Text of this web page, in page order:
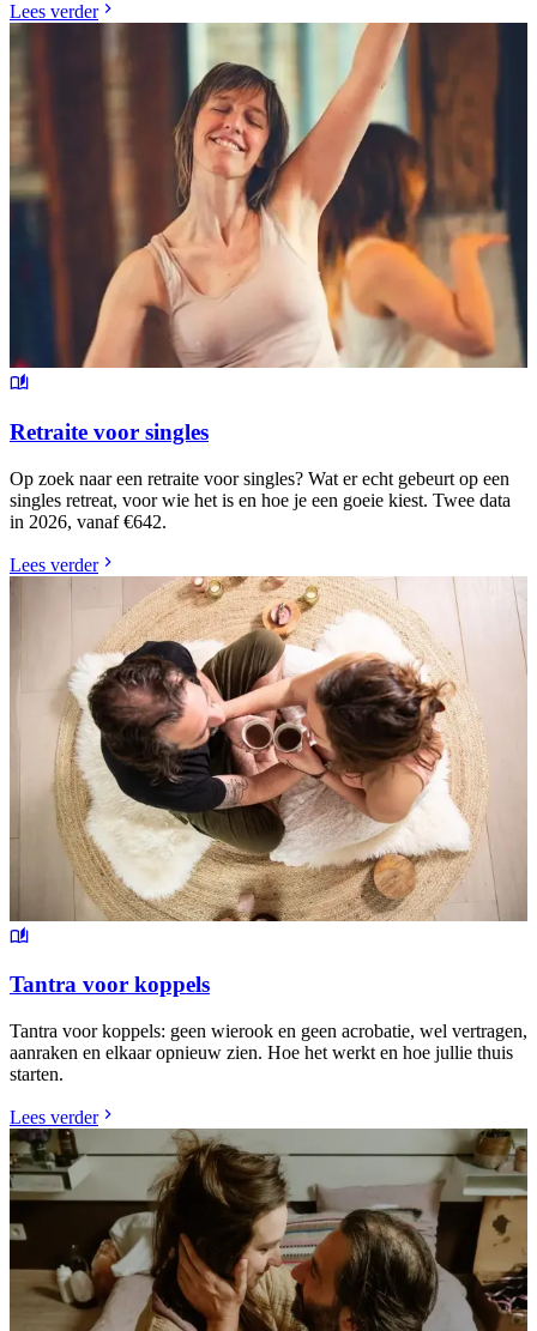
Lees verder
Retraite voor singles
Op zoek naar een retraite voor singles? Wat er echt gebeurt op een
singles retreat, voor wie het is en hoe je een goeie kiest. Twee data
in 2026, vanaf €642.
Lees verder
Tantra voor koppels
Tantra voor koppels: geen wierook en geen acrobatie, wel vertragen,
aanraken en elkaar opnieuw zien. Hoe het werkt en hoe jullie thuis
starten.
Lees verder